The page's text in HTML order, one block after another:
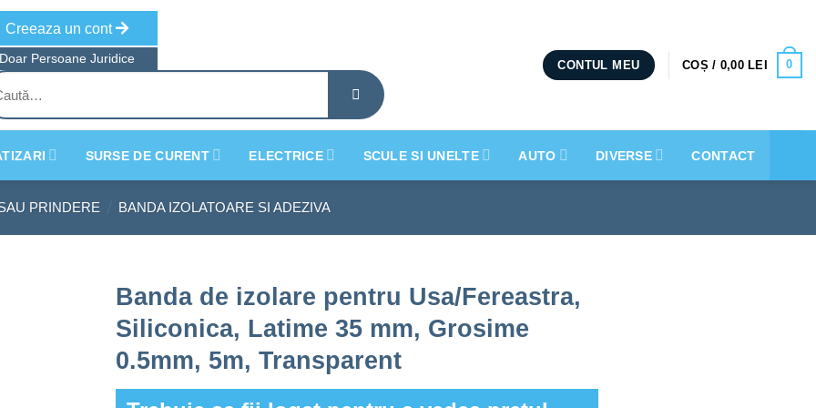
Creeaza un cont
Doar Persoane Juridice CONTUL MEU COȘ / 0,00LEI 0
SURSE DE CURENT ELECTRICE SCULE SI UNELTE AUTO DIVERSE CONTACT
PRINDERE BANDA IZOLATOARE SI ADEZIVA
Banda de izolare pentru Usa/Fereastra,
Siliconica, Latime 35 mm, Grosime
0.5mm, 5m, Transparent